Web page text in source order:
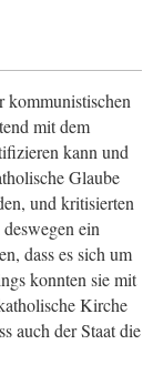
kommunistischen
mit dem
kann und
Glaube
und kritisierten
ein
dass es sich um
konnten sie mit
Kirche
auch der Staat die